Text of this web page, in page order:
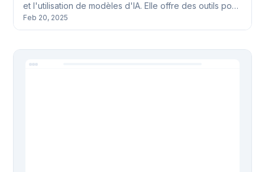
et l'utilisation de modèles d'IA. Elle offre des outils pour
développeurs et utilisateurs, incluant plus de 100
Hunyuan Video. Synexa AI propose un déploiement
avec une seule ligne de code.
Feb 20, 2025